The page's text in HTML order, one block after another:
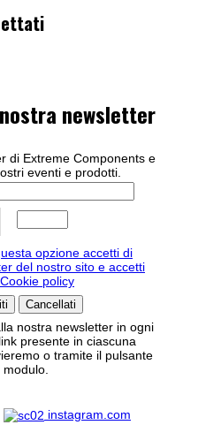
newsletter
di Extreme Components e
eventi e prodotti.
opzione accetti di
del nostro sito e accetti
policy
nostra newsletter in ogni
presente in ciascuna
o tramite il pulsante
instagram.com